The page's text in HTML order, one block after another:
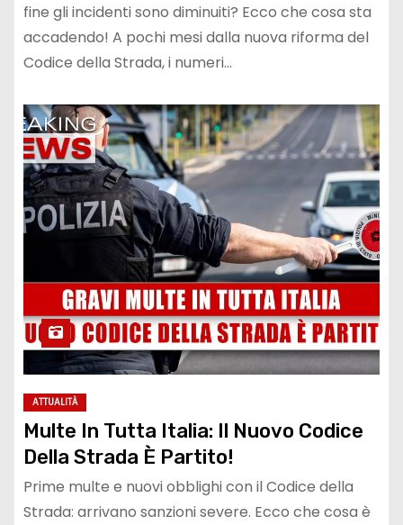
fine gli incidenti sono diminuiti? Ecco che cosa sta
accadendo! A pochi mesi dalla nuova riforma del
Codice della Strada, i numeri…
ATTUALITÀ
Multe In Tutta Italia: Il Nuovo Codice
Della Strada È Partito!
Prime multe e nuovi obblighi con il Codice della
Strada: arrivano sanzioni severe. Ecco che cosa è